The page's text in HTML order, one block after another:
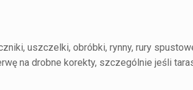
uszczelki, obróbki, rynny, rury
na drobne korekty, szczególnie jeśli